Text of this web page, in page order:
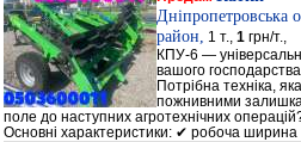
Дніпропетровська
район, 1 т., 1 грн/т.,
КПУ-6 —
вашого господарства
Потрібна техніка,
пожнивними
поле до наступних агротехнічних
Основні характеристики: ✔ робоча